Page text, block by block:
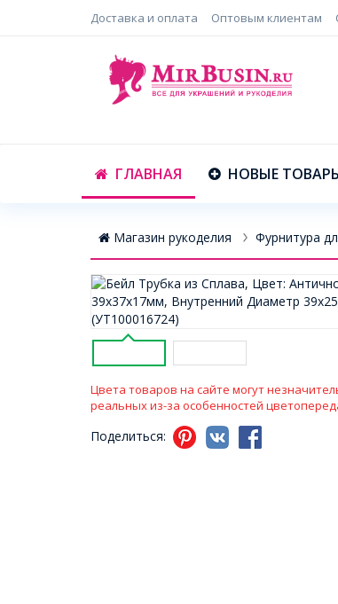
Доставка и оплата Оптовым клиентам
ГЛАВНАЯ НОВЫЕ
Магазин рукоделия Фурнитура
Цвета товаров на сайте могут
реальных из-за особенностей
Поделиться: